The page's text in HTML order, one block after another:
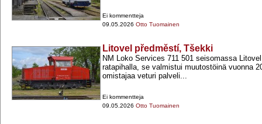
Ei kommentteja
09.05.2026 Otto Tuomainen
Litovel předměstí, Tšekki
NM Loko Services 711 501 seisomassa
ratapihalla, se valmistui muutostöinä vuonna
omistajaa veturi palveli...
Ei kommentteja
09.05.2026 Otto Tuomainen